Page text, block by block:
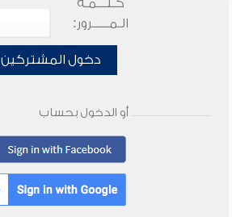
كـلـــمـة
الـمـــــرور:
دخول المشتركين
أو الدخول بحساب